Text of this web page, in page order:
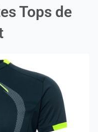
Tops de